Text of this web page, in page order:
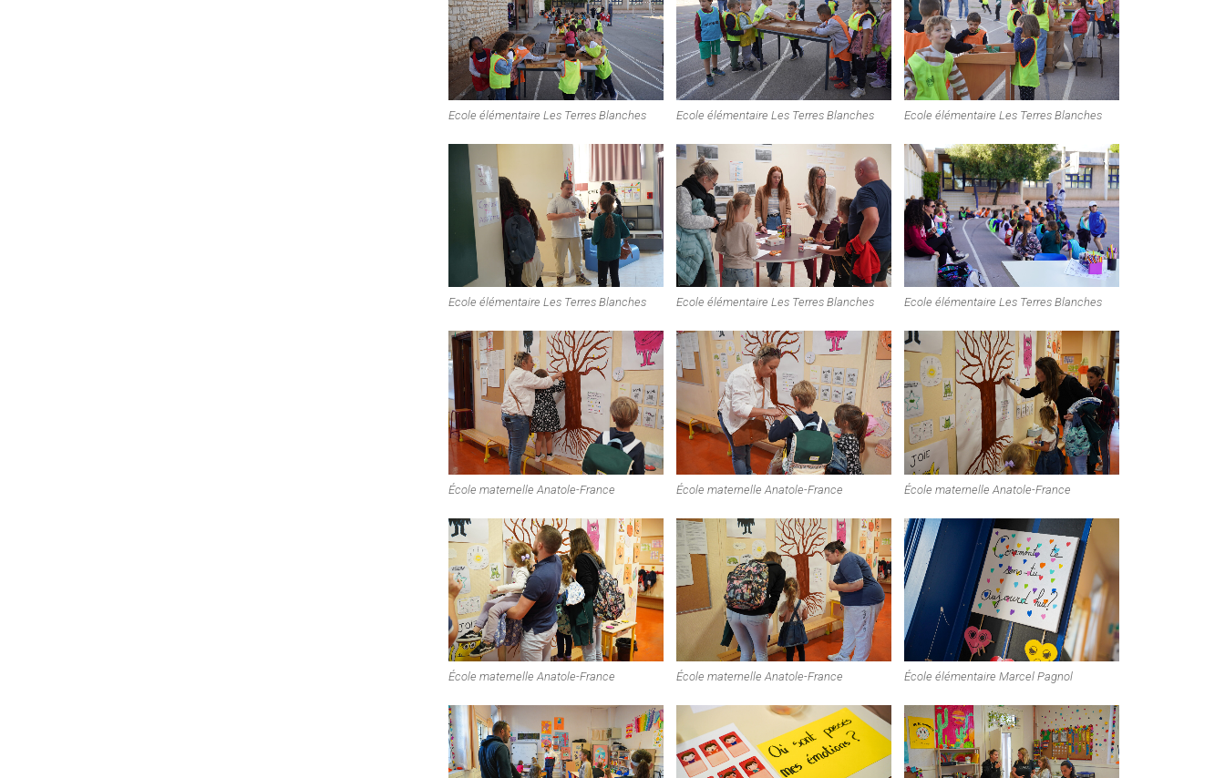
Ecole élémentaire Les Terres Blanches Ecole élémentaire Les Terres Blanches Ecole élémentaire Les Terres Blanches
Ecole élémentaire Les Terres Blanches Ecole élémentaire Les Terres Blanches Ecole élémentaire Les Terres Blanches
École maternelle Anatole-France École maternelle Anatole-France École maternelle Anatole-France
École maternelle Anatole-France École maternelle Anatole-France École élémentaire Marcel Pagnol